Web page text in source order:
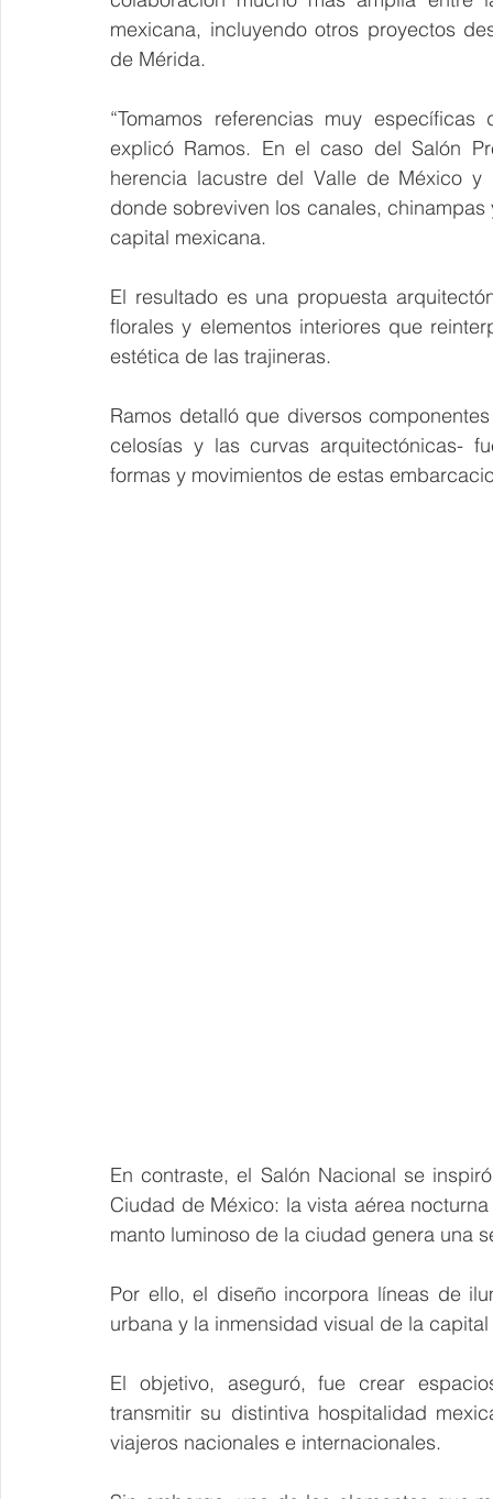
mexicana, incluyendo otros proyectos
de Mérida.
“Tomamos referencias muy
explicó Ramos. En el caso del Salón
herencia lacustre del Valle de México
donde sobreviven los canales,
capital mexicana.
El resultado es una propuesta
florales y elementos interiores que
estética de las trajineras.
Ramos detalló que diversos
celosías y las curvas arquitectónicas-
formas y movimientos de estas
En contraste, el Salón Nacional se
Ciudad de México: la vista aérea
manto luminoso de la ciudad genera una
Por ello, el diseño incorpora líneas de
urbana y la inmensidad visual de la
El objetivo, aseguró, fue crear
transmitir su distintiva hospitalidad
viajeros nacionales e internacionales.